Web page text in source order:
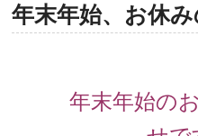
年末年始、お休
年末年始の